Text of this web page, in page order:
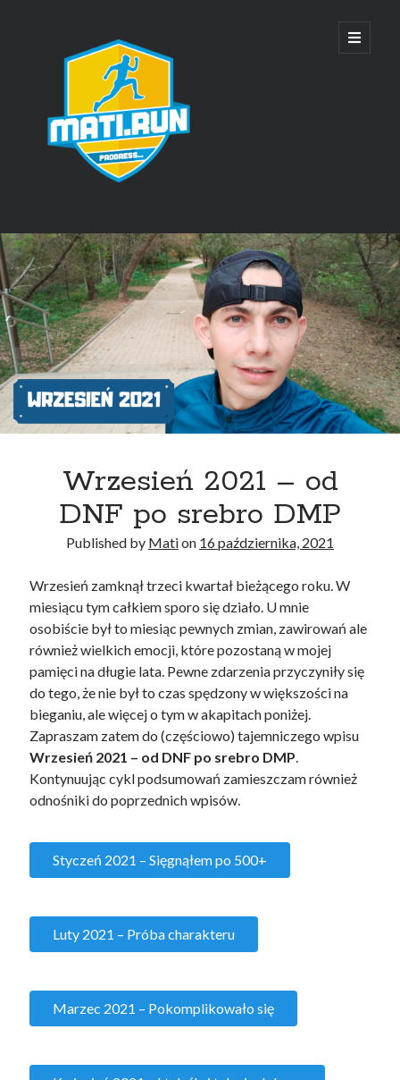
open
primary
Sidebar
Ostatnie wpisy
SkyWayRun Lublin 2025 – relacja
28 Wiązowska Piątka – relacja
18 Bieg o Puchar Bielan – relacja
SkyWayRun Lublin 2024 – relacja
4 Kasztelańska Piątka – relacja
Wrzesień 2021 – od
DNF po srebro DMP
Published by Mation 16 października, 2021
Wrzesień zamknął trzeci kwartał bieżącego roku. W
miesiącu tym całkiem sporo się działo. U mnie
osobiście był to miesiąc pewnych zmian, zawirowań ale
również wielkich emocji, które pozostaną w mojej
pamięci na długie lata. Pewne zdarzenia przyczyniły się
do tego, że nie był to czas spędzony w większości na
bieganiu, ale więcej o tym w akapitach poniżej.
Zapraszam zatem do (częściowo) tajemniczego wpisu
Wrzesień 2021 – od DNF po srebro DMP.
Kontynuując cykl podsumowań zamieszczam również
odnośniki do poprzednich wpisów.
Styczeń 2021 – Sięgnąłem po 500+
Luty 2021 – Próba charakteru
Marzec 2021 – Pokomplikowało się